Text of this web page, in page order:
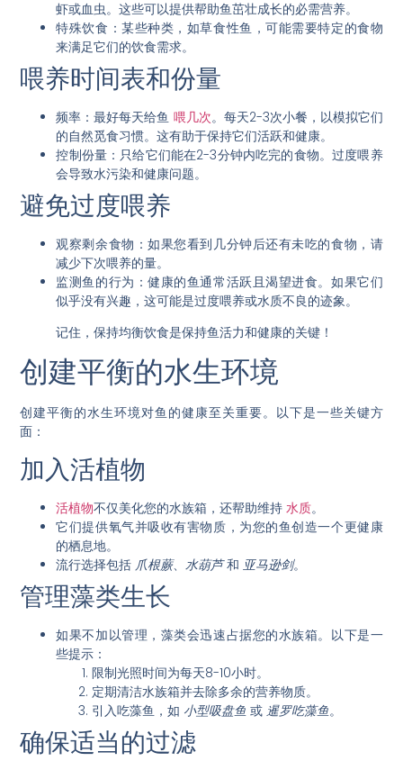
虾或血虫。这些可以提供帮助鱼茁壮成长的必需营养。
特殊饮食 ：某些种类，如草食性鱼，可能需要特定的食物
来满足它们的饮食需求。
喂养时间表和份量
频率 ：最好每天给鱼 喂几次。每天2-3次小餐，以模拟它们
的自然觅食习惯。这有助于保持它们活跃和健康。
控制份量 ：只给它们能在2-3分钟内吃完的食物。过度喂养
会导致水污染和健康问题。
避免过度喂养
观察剩余食物 ：如果您看到几分钟后还有未吃的食物，请
减少下次喂养的量。
监测鱼的行为 ：健康的鱼通常活跃且渴望进食。如果它们
似乎没有兴趣，这可能是过度喂养或水质不良的迹象。
记住，保持均衡饮食是保持鱼活力和健康的关键！
创建平衡的水生环境
创建平衡的水生环境对鱼的健康至关重要。以下是一些关键方
面：
加入活植物
活植物不仅美化您的水族箱，还帮助维持水质。
它们提供氧气并吸收有害物质，为您的鱼创造一个更健康
的栖息地。
流行选择包括 爪根蕨、水葫芦和 亚马逊剑。
管理藻类生长
如果不加以管理，藻类会迅速占据您的水族箱。以下是一
些提示：
限制光照时间为每天8-10小时。
定期清洁水族箱并去除多余的营养物质。
引入吃藻鱼，如 小型吸盘鱼 或 暹罗吃藻鱼。
确保适当的过滤